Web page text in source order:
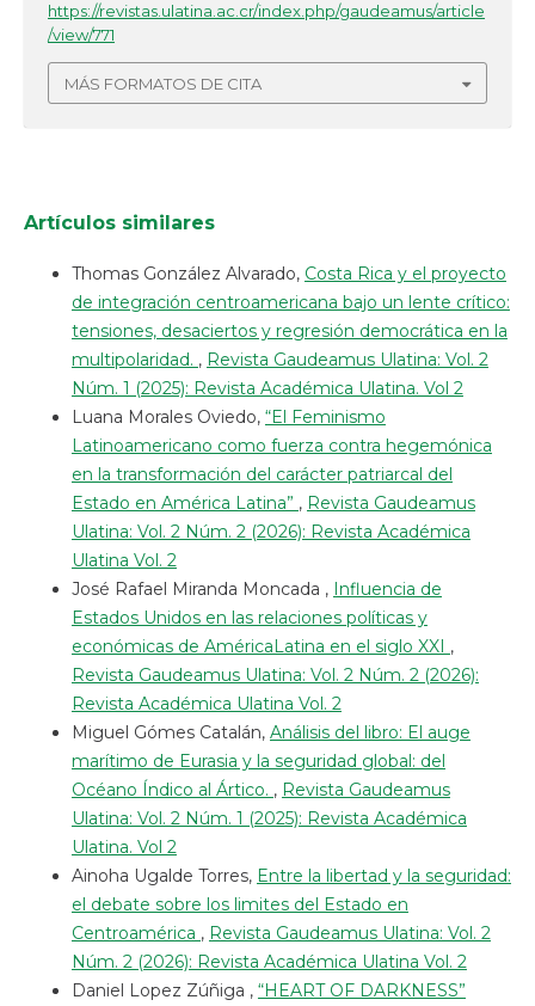
https://revistas.ulatina.ac.cr/index.php/gaudeamus/article
/view/771
MÁS FORMATOS DE CITA
Artículos similares
Thomas González Alvarado, Costa Rica y el proyecto
de integración centroamericana bajo un lente crítico:
tensiones, desaciertos y regresión democrática en la
multipolaridad. , Revista Gaudeamus Ulatina: Vol. 2
Núm. 1 (2025): Revista Académica Ulatina. Vol 2
Luana Morales Oviedo, “El Feminismo
Latinoamericano como fuerza contra hegemónica
en la transformación del carácter patriarcal del
Estado en América Latina” , Revista Gaudeamus
Ulatina: Vol. 2 Núm. 2 (2026): Revista Académica
Ulatina Vol. 2
José Rafael Miranda Moncada , Influencia de
Estados Unidos en las relaciones políticas y
económicas de AméricaLatina en el siglo XXI ,
Revista Gaudeamus Ulatina: Vol. 2 Núm. 2 (2026):
Revista Académica Ulatina Vol. 2
Miguel Gómes Catalán, Análisis del libro: El auge
marítimo de Eurasia y la seguridad global: del
Océano Índico al Ártico. , Revista Gaudeamus
Ulatina: Vol. 2 Núm. 1 (2025): Revista Académica
Ulatina. Vol 2
Ainoha Ugalde Torres, Entre la libertad y la seguridad:
el debate sobre los limites del Estado en
Centroamérica , Revista Gaudeamus Ulatina: Vol. 2
Núm. 2 (2026): Revista Académica Ulatina Vol. 2
Daniel Lopez Zúñiga , “HEART OF DARKNESS”